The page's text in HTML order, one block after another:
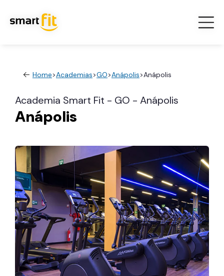
Home>Academias>GO>Anápolis>Anápolis
Academia Smart Fit - GO - Anápolis
Anápolis